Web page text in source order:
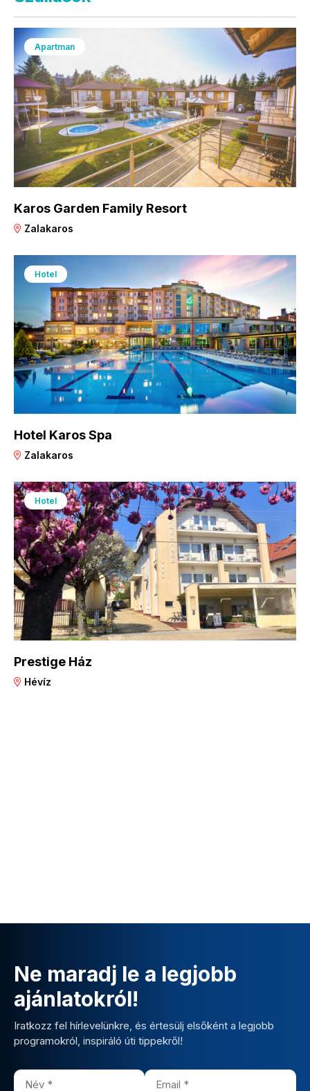
Apartman
Karos Garden Family Resort
Zalakaros
Hotel
Hotel Karos Spa
Zalakaros
Hotel
Prestige Ház
Hévíz
Ne maradj le a legjobb
ajánlatokról!
Iratkozz fel hírlevelünkre, és értesülj elsőként a legjobb
programokról, inspiráló úti tippekről!